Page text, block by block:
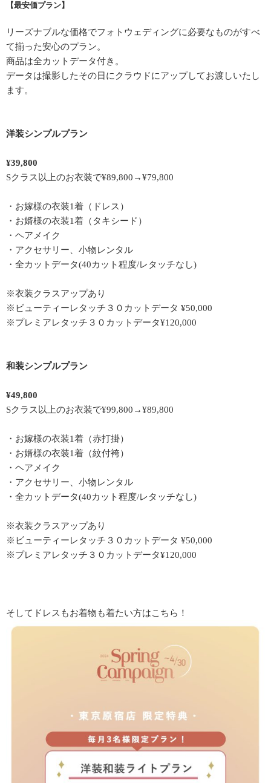
【最安価プラン】
リーズナブルな価格でフォトウェディングに必要なものがすべ
て揃った安心のプラン。
商品は全カットデータ付き。
データは撮影したその日にクラウドにアップしてお渡しいたし
ます。
洋装シンプルプラン
¥39,800
Sクラス以上のお衣装で¥89,800→¥79,800
・お嫁様の衣装1着（ドレス）
・お婿様の衣装1着（タキシード）
・ヘアメイク
・アクセサリー、小物レンタル
・全カットデータ(40カット程度/レタッチなし)
※衣装クラスアップあり
※ビューティーレタッチ３０カットデータ ¥50,000
※プレミアレタッチ３０カットデータ¥120,000
和装シンプルプラン
¥49,800
Sクラス以上のお衣装で¥99,800→¥89,800
・お嫁様の衣装1着（赤打掛）
・お婿様の衣装1着（紋付袴）
・ヘアメイク
・アクセサリー、小物レンタル
・全カットデータ(40カット程度/レタッチなし)
※衣装クラスアップあり
※ビューティーレタッチ３０カットデータ ¥50,000
※プレミアレタッチ３０カットデータ¥120,000
そしてドレスもお着物も着たい方はこちら！